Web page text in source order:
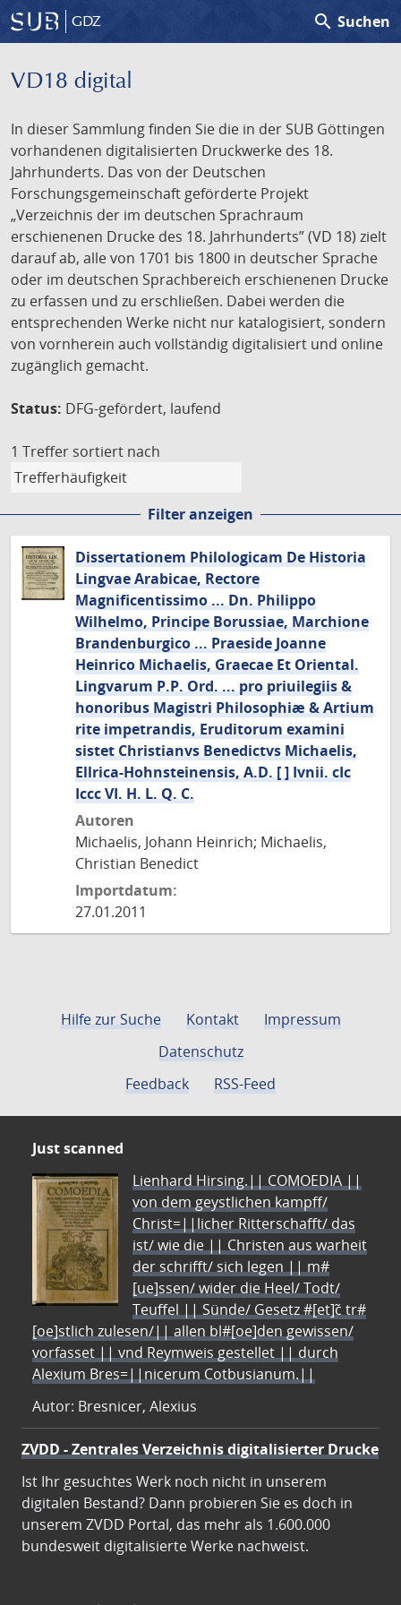
GDZ search Suchen
VD18 digital
In dieser Sammlung finden Sie die in der SUB Göttingen
vorhandenen digitalisierten Druckwerke des 18.
Jahrhunderts. Das von der Deutschen
Forschungsgemeinschaft geförderte Projekt
„Verzeichnis der im deutschen Sprachraum
erschienenen Drucke des 18. Jahrhunderts” (VD 18) zielt
darauf ab, alle von 1701 bis 1800 in deutscher Sprache
oder im deutschen Sprachbereich erschienenen Drucke
zu erfassen und zu erschließen. Dabei werden die
entsprechenden Werke nicht nur katalogisiert, sondern
von vornherein auch vollständig digitalisiert und online
zugänglich gemacht.
Status: DFG-gefördert, laufend
1 Treffer sortiert nach
Filter anzeigen
Dissertationem Philologicam De Historia
Lingvae Arabicae, Rectore
Magnificentissimo ... Dn. Philippo
Wilhelmo, Principe Borussiae, Marchione
Brandenburgico ... Praeside Joanne
Heinrico Michaelis, Graecae Et Oriental.
Lingvarum P.P. Ord. ... pro priuilegiis &
honoribus Magistri Philosophiæ & Artium
rite impetrandis, Eruditorum examini
sistet Christianvs Benedictvs Michaelis,
Ellrica-Hohnsteinensis, A.D. [ ] Ivnii. cIc
Iccc VI. H. L. Q. C.
Autoren
Michaelis, Johann Heinrich; Michaelis,
Christian Benedict
Importdatum:
27.01.2011
Hilfe zur Suche Kontakt
Impressum
Datenschutz
Feedback
RSS-Feed
Just scanned
Lienhard Hirsing.|| COMOEDIA ||
von dem geystlichen kampff/
Christ=||licher Ritterschafft/ das
ist/ wie die || Christen aus warheit
der schrifft/ sich legen || m#
[ue]ssen/ wider die Heel/ Todt/
Teuffel || Sünde/ Gesetz #[et]c̃ tr#
[oe]stlich zulesen/|| allen bl#[oe]den gewissen/
vorfasset || vnd Reymweis gestellet || durch
Alexium Bres=||nicerum Cotbusianum.||
Autor: Bresnicer, Alexius
ZVDD - Zentrales Verzeichnis digitalisierter Drucke
Ist Ihr gesuchtes Werk noch nicht in unserem
digitalen Bestand? Dann probieren Sie es doch in
unserem ZVDD Portal, das mehr als 1.600.000
bundesweit digitalisierte Werke nachweist.